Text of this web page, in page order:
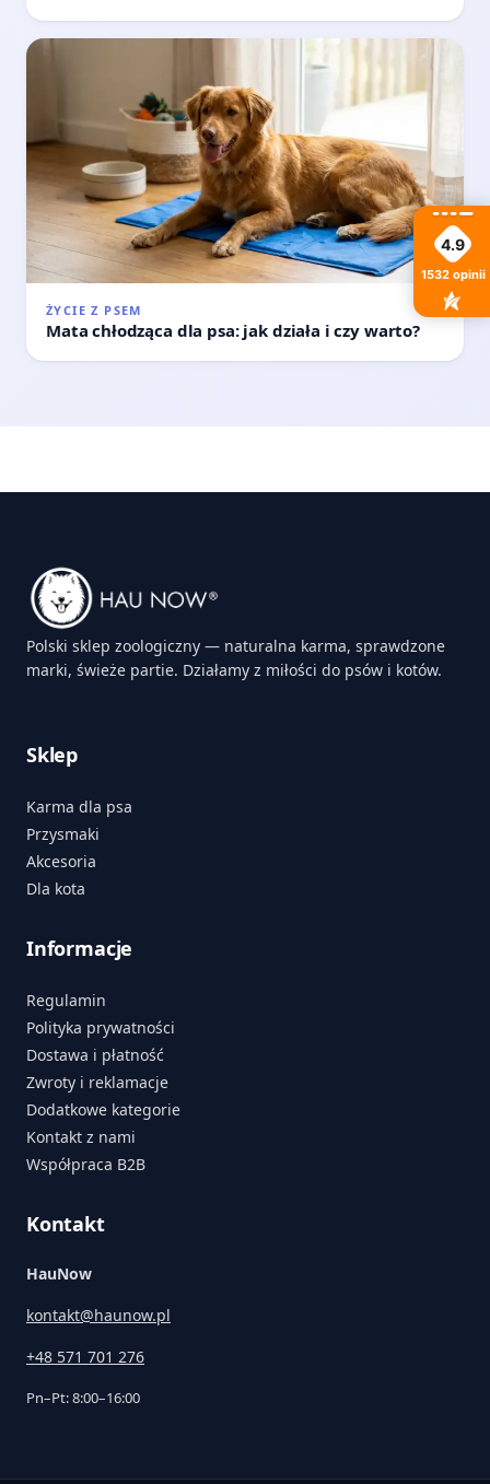
ŻYCIE Z PSEM
Mata chłodząca dla psa: jak działa i czy warto?
Polski sklep zoologiczny — naturalna karma, sprawdzone
marki, świeże partie. Działamy z miłości do psów i kotów.
Sklep
Karma dla psa
Przysmaki
Akcesoria
Dla kota
Informacje
Regulamin
Polityka prywatności
Dostawa i płatność
Zwroty i reklamacje
Dodatkowe kategorie
Kontakt z nami
Współpraca B2B
Kontakt
HauNow
kontakt@haunow.pl
+48 571 701 276
Pn–Pt: 8:00–16:00
4.9
1532 opinii